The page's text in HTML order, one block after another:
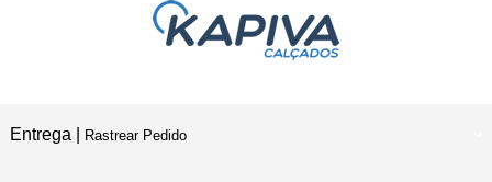
Entrega | Rastrear Pedido